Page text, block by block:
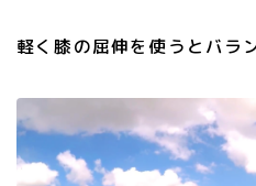
軽く膝の屈伸を使うとバラ